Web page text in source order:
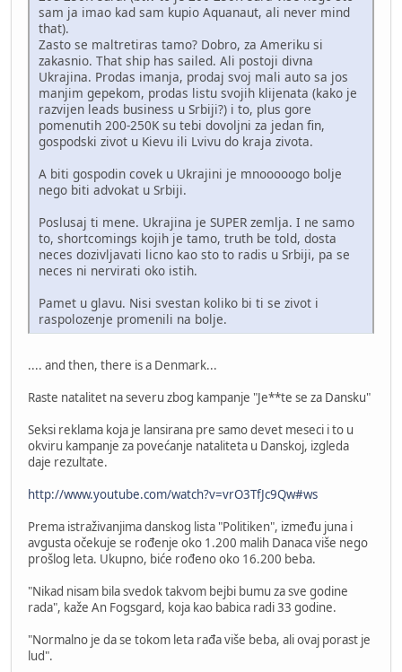
sam ja imao kad sam kupio Aquanaut, ali never mind
that).
Zasto se maltretiras tamo? Dobro, za Ameriku si
zakasnio. That ship has sailed. Ali postoji divna
Ukrajina. Prodas imanja, prodaj svoj mali auto sa jos
manjim gepekom, prodas listu svojih klijenata (kako je
razvijen leads business u Srbiji?) i to, plus gore
pomenutih 200-250K su tebi dovoljni za jedan fin,
gospodski zivot u Kievu ili Lvivu do kraja zivota.
A biti gospodin covek u Ukrajini je mnooooogo bolje
nego biti advokat u Srbiji.
Poslusaj ti mene. Ukrajina je SUPER zemlja. I ne samo
to, shortcomings kojih je tamo, truth be told, dosta
neces dozivljavati licno kao sto to radis u Srbiji, pa se
neces ni nervirati oko istih.
Pamet u glavu. Nisi svestan koliko bi ti se zivot i
raspolozenje promenili na bolje.
.... and then, there is a Denmark...
Raste natalitet na severu zbog kampanje "Je**te se za Dansku"
Seksi reklama koja je lansirana pre samo devet meseci i to u
okviru kampanje za povećanje nataliteta u Danskoj, izgleda
daje rezultate.
http://www.youtube.com/watch?v=vrO3TfJc9Qw#ws
Prema istraživanjima danskog lista "Politiken", između juna i
avgusta očekuje se rođenje oko 1.200 malih Danaca više nego
prošlog leta. Ukupno, biće rođeno oko 16.200 beba.
"Nikad nisam bila svedok takvom bejbi bumu za sve godine
rada", kaže An Fogsgard, koja kao babica radi 33 godine.
"Normalno je da se tokom leta rađa više beba, ali ovaj porast je
lud".